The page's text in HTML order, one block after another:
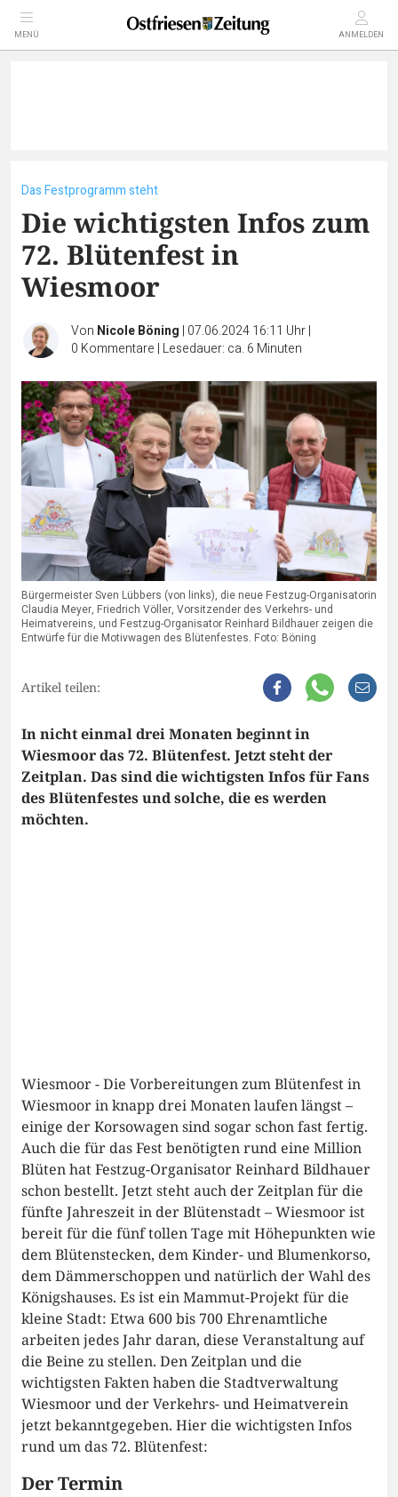
MENÜ ANMELDEN
Das Festprogramm steht
Die wichtigsten Infos zum
72. Blütenfest in
Wiesmoor
Von Nicole Böning | 07.06.2024 16:11 Uhr|
0 Kommentare | Lesedauer: ca. 6 Minuten
Bürgermeister Sven Lübbers (von links), die neue Festzug-Organisatorin
Claudia Meyer, Friedrich Völler, Vorsitzender des Verkehrs- und
Heimatvereins, und Festzug-Organisator Reinhard Bildhauer zeigen die
Entwürfe für die Motivwagen des Blütenfestes. Foto: Böning
Artikel teilen:
In nicht einmal drei Monaten beginnt in
Wiesmoor das 72. Blütenfest. Jetzt steht der
Zeitplan. Das sind die wichtigsten Infos für Fans
des Blütenfestes und solche, die es werden
möchten.
Wiesmoor - Die Vorbereitungen zum Blütenfest in
Wiesmoor in knapp drei Monaten laufen längst –
einige der Korsowagen sind sogar schon fast fertig.
Auch die für das Fest benötigten rund eine Million
Blüten hat Festzug-Organisator Reinhard Bildhauer
schon bestellt. Jetzt steht auch der Zeitplan für die
fünfte Jahreszeit in der Blütenstadt – Wiesmoor ist
bereit für die fünf tollen Tage mit Höhepunkten wie
dem Blütenstecken, dem Kinder- und Blumenkorso,
dem Dämmerschoppen und natürlich der Wahl des
Königshauses. Es ist ein Mammut-Projekt für die
kleine Stadt: Etwa 600 bis 700 Ehrenamtliche
arbeiten jedes Jahr daran, diese Veranstaltung auf
die Beine zu stellen. Den Zeitplan und die
wichtigsten Fakten haben die Stadtverwaltung
Wiesmoor und der Verkehrs- und Heimatverein
jetzt bekanntgegeben. Hier die wichtigsten Infos
rund um das 72. Blütenfest:
Der Termin